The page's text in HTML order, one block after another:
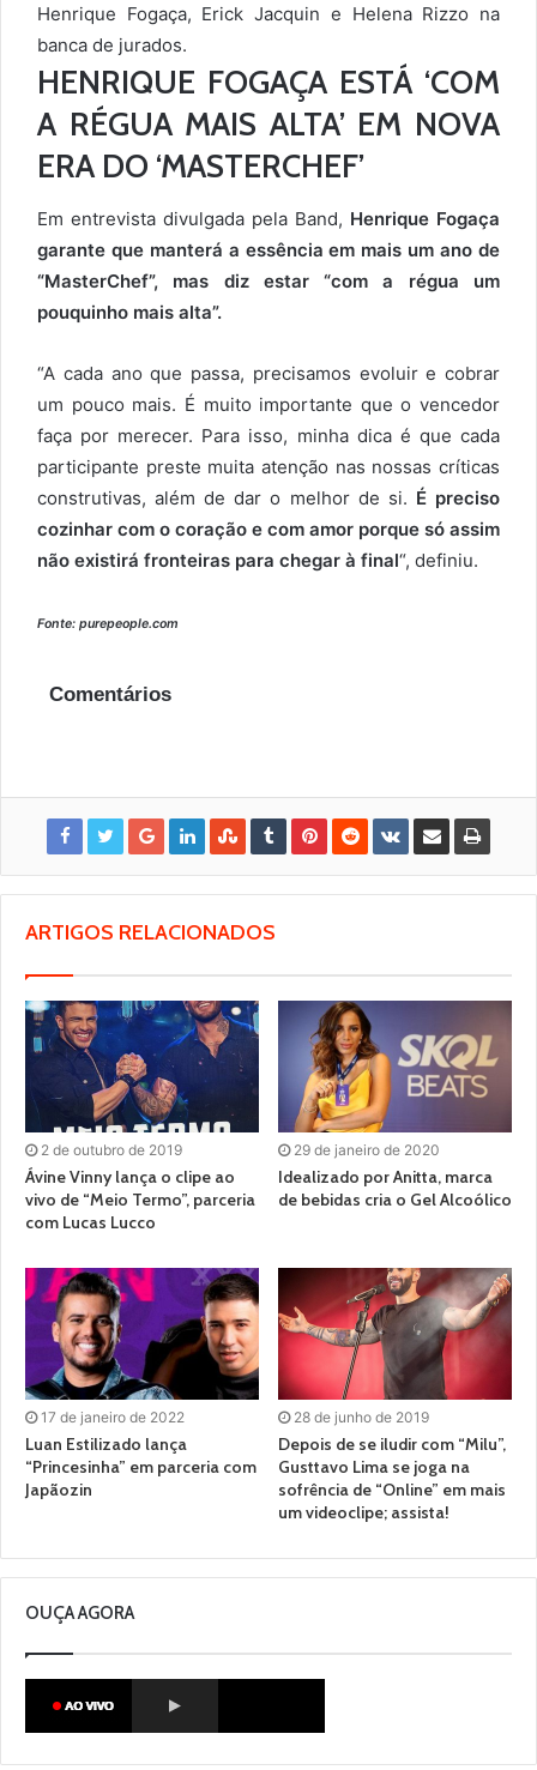
Henrique Fogaça, Erick Jacquin e Helena Rizzo na
banca de jurados.
HENRIQUE FOGAÇA ESTÁ ‘COM
A RÉGUA MAIS ALTA’ EM NOVA
ERA DO ‘MASTERCHEF’
Em entrevista divulgada pela Band, Henrique Fogaça
garante que manterá a essência em mais um ano de
“MasterChef”, mas diz estar “com a régua um
pouquinho mais alta”.
“A cada ano que passa, precisamos evoluir e cobrar
um pouco mais. É muito importante que o vencedor
faça por merecer. Para isso, minha dica é que cada
participante preste muita atenção nas nossas críticas
construtivas, além de dar o melhor de si. É preciso
cozinhar com o coração e com amor porque só assim
não existirá fronteiras para chegar à final“, definiu.
Fonte: purepeople.com
Comentários
ARTIGOS RELACIONADOS
2 de outubro de 2019
Ávine Vinny lança o clipe ao
vivo de “Meio Termo”, parceria
com Lucas Lucco
29 de janeiro de 2020
Idealizado por Anitta, marca
de bebidas cria o Gel Alcoólico
17 de janeiro de 2022
Luan Estilizado lança
“Princesinha” em parceria com
Japãozin
28 de junho de 2019
Depois de se iludir com “Milu”,
Gusttavo Lima se joga na
sofrência de “Online” em mais
um videoclipe; assista!
OUÇA AGORA